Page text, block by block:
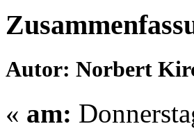
Autor: Norbert
« am: